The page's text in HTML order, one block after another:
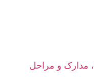
مدارک و مراحل